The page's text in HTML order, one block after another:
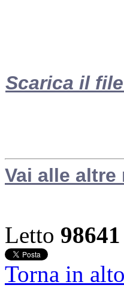
Scarica il
Vai alle
Letto 98641
Torna in alto